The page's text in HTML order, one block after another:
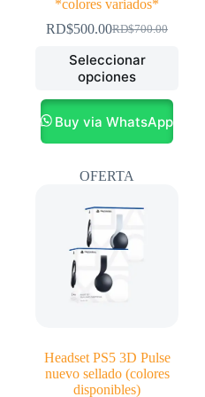
*colores variados*
RD$700.00
El
precio
original
era:
RD$700.00.
RD$500.00El
precio
actual
es:
RD$500.00.
Seleccionar
opciones
Este
producto
tiene
múltiples
variantes.
opciones
pueden
en
la
página
de
producto
Buy via WhatsApp
OFERTA
Headset PS5 3D Pulse
nuevo sellado (colores
disponibles)